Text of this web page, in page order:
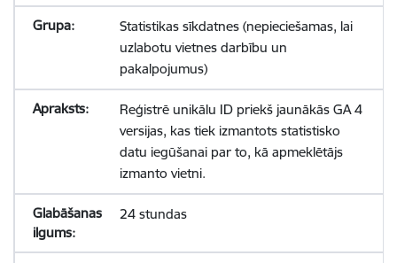
Statistikas sīkdatnes (nepieciešamas, lai
uzlabotu vietnes darbību un
pakalpojumus)
Reģistrē unikālu ID priekš jaunākās GA 4
versijas, kas tiek izmantots statistisko
datu iegūšanai par to, kā apmeklētājs
izmanto vietni.
24 stundas